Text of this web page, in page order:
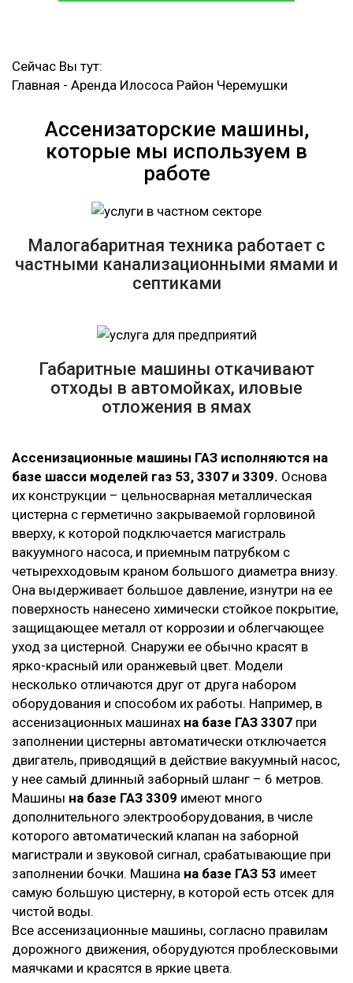
Сейчас Вы тут:
Главная - Аренда Илососа Район Черемушки
Ассенизаторские машины,
которые мы используем в
работе
Малогабаритная техника работает с
частными канализационными ямами и
септиками
Габаритные машины откачивают
отходы в автомойках, иловые
отложения в ямах
Ассенизационные машины ГАЗ исполняются на
базе шасси моделей газ 53, 3307 и 3309. Основа
их конструкции – цельносварная металлическая
цистерна с герметично закрываемой горловиной
вверху, к которой подключается магистраль
вакуумного насоса, и приемным патрубком с
четырехходовым краном большого диаметра внизу.
Она выдерживает большое давление, изнутри на ее
поверхность нанесено химически стойкое покрытие,
защищающее металл от коррозии и облегчающее
уход за цистерной. Снаружи ее обычно красят в
ярко-красный или оранжевый цвет. Модели
несколько отличаются друг от друга набором
оборудования и способом их работы. Например, в
ассенизационных машинах на базе ГАЗ 3307 при
заполнении цистерны автоматически отключается
двигатель, приводящий в действие вакуумный насос,
у нее самый длинный заборный шланг – 6 метров.
Машины на базе ГАЗ 3309 имеют много
дополнительного электрооборудования, в числе
которого автоматический клапан на заборной
магистрали и звуковой сигнал, срабатывающие при
заполнении бочки. Машина на базе ГАЗ 53 имеет
самую большую цистерну, в которой есть отсек для
чистой воды.
Все ассенизационные машины, согласно правилам
дорожного движения, оборудуются проблесковыми
маячками и красятся в яркие цвета.